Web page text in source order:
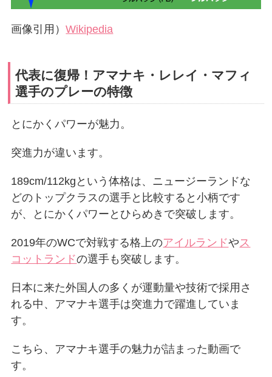
画像引用）Wikipedia
代表に復帰！アマナキ・レレイ・マフィ
選手のプレーの特徴
とにかくパワーが魅力。
突進力が違います。
189cm/112kgという体格は、ニュージーランドな
どのトップクラスの選手と比較すると小柄です
が、とにかくパワーとひらめきで突破します。
2019年のWCで対戦する格上のアイルランドやス
コットランドの選手も突破します。
日本に来た外国人の多くが運動量や技術で採用さ
れる中、アマナキ選手は突進力で躍進していま
す。
こちら、アマナキ選手の魅力が詰まった動画で
す。